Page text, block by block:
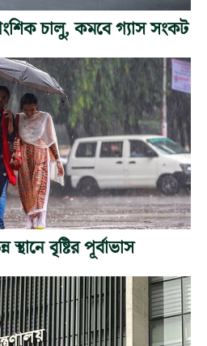
চালু, কমবে গ্যাস সংকট
স্থানে বৃষ্টির পূর্বাভাস